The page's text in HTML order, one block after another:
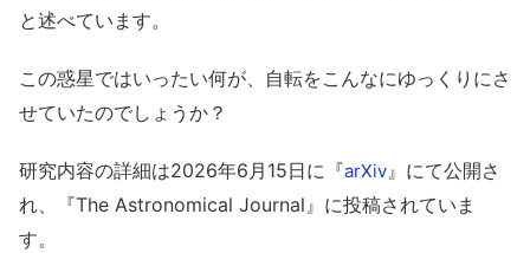
と述べています。
この惑星ではいったい何が、自転をこんなにゆっくりにさ
せていたのでしょうか？
研究内容の詳細は2026年6月15日に『arXiv』にて公開さ
れ、『The Astronomical Journal』に投稿されていま
す。